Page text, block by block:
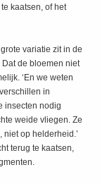
kaatsen, of het
variatie zit in de
de bloemen niet
‘En we weten
in
insecten nodig
weide vliegen. Ze
op helderheid.’
terug te kaatsen,